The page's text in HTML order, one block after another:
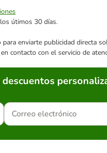
útimos 30 días.
enviarte publicidad
contacto con el servicio de